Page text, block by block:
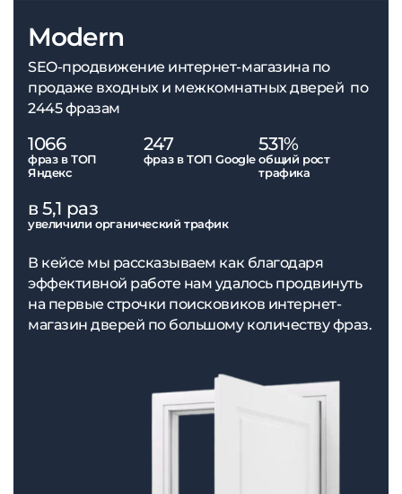
Modern
SEO-продвижение интернет-магазина по
продаже входных и межкомнатных дверей по
2445 фразам
1066
фраз в ТОП
Яндекс
247
фраз в ТОП Google
531%
общий рост
трафика
в 5,1 раз
увеличили органический трафик
В кейсе мы рассказываем как благодаря
эффективной работе нам удалось продвинуть
на первые строчки поисковиков интернет-
магазин дверей по большому количеству фраз.